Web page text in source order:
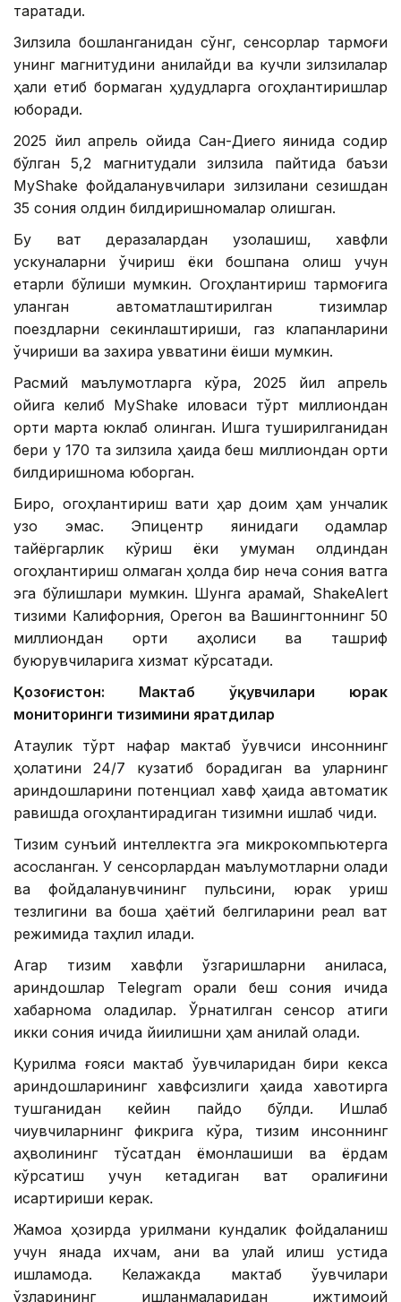
тарқатади.
Зилзила бошланганидан сўнг, сенсорлар тармоғи
унинг магнитудини аниқлайди ва кучли зилзилалар
ҳали етиб бормаган ҳудудларга огоҳлантиришлар
юборади.
2025 йил апрель ойида Сан-Диего яқинида содир
бўлган 5,2 магнитудали зилзила пайтида баъзи
MyShake фойдаланувчилари зилзилани сезишдан
35 сония олдин билдиришномалар олишган.
Бу вақт деразалардан узоқлашиш, хавфли
ускуналарни ўчириш ёки бошпана олиш учун
етарли бўлиши мумкин. Огоҳлантириш тармоғига
уланган автоматлаштирилган тизимлар
поездларни секинлаштириши, газ клапанларини
ўчириши ва захира қувватини ёқиши мумкин.
Расмий маълумотларга кўра, 2025 йил апрель
ойига келиб MyShake иловаси тўрт миллиондан
ортиқ марта юклаб олинган. Ишга туширилганидан
бери у 170 та зилзила ҳақида беш миллиондан ортиқ
билдиришнома юборган.
Бироқ, огоҳлантириш вақти ҳар доим ҳам унчалик
узоқ эмас. Эпицентр яқинидаги одамлар
тайёргарлик кўриш ёки умуман олдиндан
огоҳлантириш олмаган ҳолда бир неча сония вақтга
эга бўлишлари мумкин. Шунга қарамай, ShakeAlert
тизими Калифорния, Орегон ва Вашингтоннинг 50
миллиондан ортиқ аҳолиси ва ташриф
буюрувчиларига хизмат кўрсатади.
Қозоғистон: Мактаб ўқувчилари юрак
мониторинги тизимини яратдилар
Ақтаулик тўрт нафар мактаб ўқувчиси инсоннинг
ҳолатини 24/7 кузатиб борадиган ва уларнинг
қариндошларини потенциал хавф ҳақида автоматик
равишда огоҳлантирадиган тизимни ишлаб чиқди.
Тизим сунъий интеллектга эга микрокомпьютерга
асосланган. У сенсорлардан маълумотларни олади
ва фойдаланувчининг пульсини, юрак уриш
тезлигини ва бошқа ҳаётий белгиларини реал вақт
режимида таҳлил қилади.
Агар тизим хавфли ўзгаришларни аниқласа,
қариндошлар Тelegram орқали беш сония ичида
хабарнома оладилар. Ўрнатилган сенсор атиги
икки сония ичида йиқилишни ҳам аниқлай олади.
Қурилма ғояси мактаб ўқувчиларидан бири кекса
қариндошларининг хавфсизлиги ҳақида хавотирга
тушганидан кейин пайдо бўлди. Ишлаб
чиқувчиларнинг фикрига кўра, тизим инсоннинг
аҳволининг тўсатдан ёмонлашиши ва ёрдам
кўрсатиш учун кетадиган вақт оралиғини
қисқартириши керак.
Жамоа ҳозирда қурилмани кундалик фойдаланиш
учун янада ихчам, аниқ ва қулай қилиш устида
ишламоқда. Келажакда мактаб ўқувчилари
ўзларининг ишланмаларидан ижтимоий